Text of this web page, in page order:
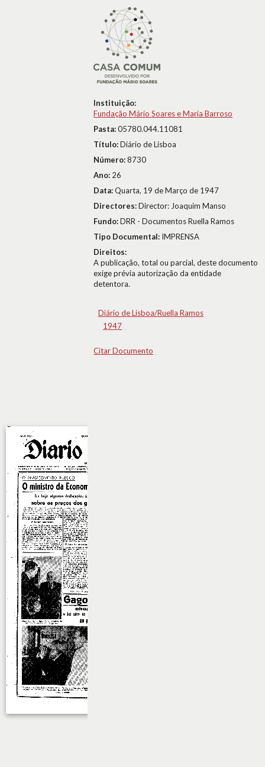
Instituição:
Fundação Mário Soares e Maria Barroso
Pasta:05780.044.11081
Título:Diário de Lisboa
Número:8730
Ano: 26
Data:Quarta, 19 de Março de 1947
Directores:Director: Joaquim Manso
Fundo:DRR - Documentos Ruella Ramos
Tipo Documental: IMPRENSA
Direitos:
A publicação, total ou parcial, deste documento
exige prévia autorização da entidade
detentora.
Diário de Lisboa/Ruella Ramos
1947
Citar Documento